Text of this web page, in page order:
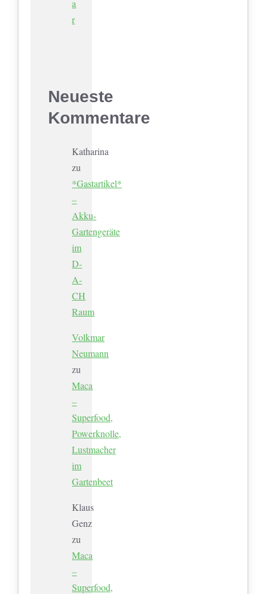
a
r
Neueste
Kommentare
Katharina
zu
*Gastartikel*
–
Akku-
Gartengeräte
im
D-
A-
CH
Raum
Volkmar
Neumann
zu
Maca
–
Superfood,
Powerknolle,
Lustmacher
im
Gartenbeet
Klaus
Genz
zu
Maca
–
Superfood,